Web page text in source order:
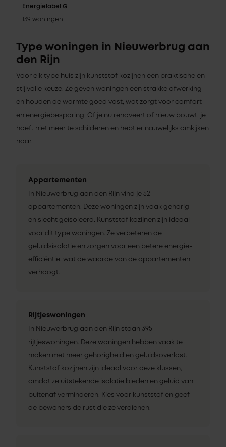
Energielabel G
139 woningen
Type woningen in Nieuwerbrug aan
den Rijn
Voor elk type huis zijn kunststof kozijnen een praktische en
stijlvolle keuze. Ze geven woningen een strakke afwerking
en houden de warmte goed vast, wat zorgt voor comfort
en energiebesparing. Of je nu renoveert of nieuw bouwt, je
hoeft niet meer te schilderen en hebt er nauwelijks omkijken
naar.
Appartementen
In Nieuwerbrug aan den Rijn vind je 52
appartementen. Deze woningen zijn vaak gehorig
en slecht geïsoleerd. Kunststof kozijnen zijn ideaal
voor dit type woningen. Ze verbeteren de
geluidsisolatie en zorgen voor een betere energie-
efficiëntie, wat de waarde van de appartementen
verhoogt.
Rijtjeswoningen
In Nieuwerbrug aan den Rijn staan 395
rijtjeswoningen. Deze woningen hebben vaak te
maken met meer gehorigheid en geluidsoverlast.
Kunststof kozijnen zijn ideaal voor deze klussen,
omdat ze uitstekende isolatie bieden en geluid van
buitenaf verminderen. Kies voor kunststof en geef
de bewoners de rust die ze verdienen.